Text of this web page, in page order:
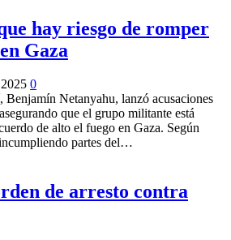
hay riesgo de romper
Gaza
0
Netanyahu, lanzó acusaciones
que el grupo militante está
de alto el fuego en Gaza. Según
partes del…
de arresto contra